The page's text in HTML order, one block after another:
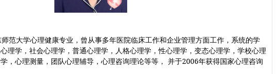
范大学心理健康专业，曾从事多年医院临床工作和企业管理方面工作，系统的学
理学，社会心理学，普通心理学，人格心理学，性心理学，变态心理学，学校心理
，心理测量，团队心理辅导，心理咨询理论等等， 并于2006年获得国家心理咨询